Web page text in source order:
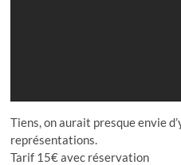
Tiens, on aurait presque envie
représentations.
Tarif 15€ avec réservation